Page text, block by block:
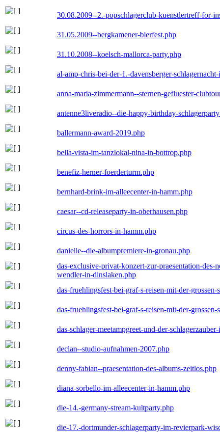
30.08.2009--2.-popschlagerclub-kuenstlertreff-for-
31.05.2009--bergkamener-bierfest.php
31.10.2008--koelsch-mallorca-party.php
al-amp-chris-bei-der-1.-davensberger-
anna-maria-zimmermann--sternen-gefluester-
antenne3liveradio--die-happy-birthday-
ballermann-award-2019.php
bella-vista-im-tanzlokal-nina-in-bottrop.php
benefiz-herner-foerderturm.php
bernhard-brink-im-alleecenter-in-hamm.php
caesar--cd-releaseparty-in-oberhausen.php
circus-des-horrors-in-hamm.php
danielle--die-albumpremiere-in-gronau.php
das-exclusive-privat-konzert-zur-praesentation-
wendler-in-dinslaken.php
das-fruehlingsfest-bei-graf-s-reisen-mit-der-
das-fruehlingsfest-bei-graf-s-reisen-mit-der-
das-schlager-meetampgreet-und-der-
declan--studio-aufnahmen-2007.php
denny-fabian--praesentation-des-albums-zeitlos.php
diana-sorbello-im-alleecenter-in-hamm.php
die-14.-germany-stream-kultparty.php
die-17.-dortmunder-schlagerparty-im-revierpark-